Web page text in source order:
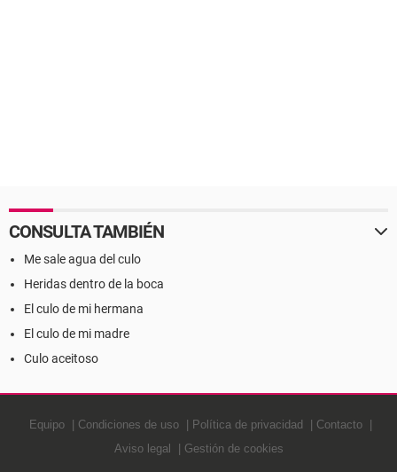
CONSULTA TAMBIÉN
Me sale agua del culo
Heridas dentro de la boca
El culo de mi hermana
El culo de mi madre
Culo aceitoso
Equipo Condiciones de uso Política de privacidad
Contacto
Aviso legal
Gestión de cookies